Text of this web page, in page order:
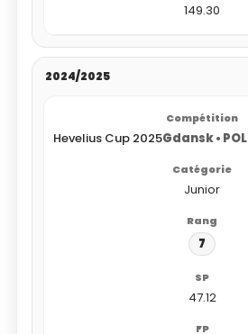
149.30
2024/2025
Hevelius Cup 2025Gdansk • POL
Junior
7
47.12